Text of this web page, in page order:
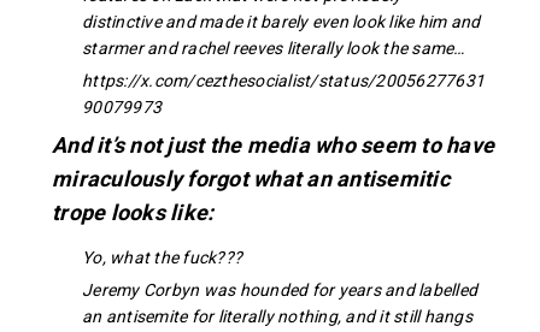
distinctive and made it barely even look like him and
starmer and rachel reeves literally look the same…
https://x.com/cezthesocialist/status/20056277631
90079973
And it’s not just the media who seem to have
miraculously forgot what an antisemitic
trope looks like:
Yo, what the fuck???
Jeremy Corbyn was hounded for years and labelled
an antisemite for literally nothing, and it still hangs